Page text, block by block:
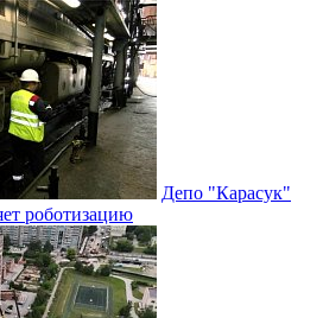
Депо "Карасук"
роботизацию